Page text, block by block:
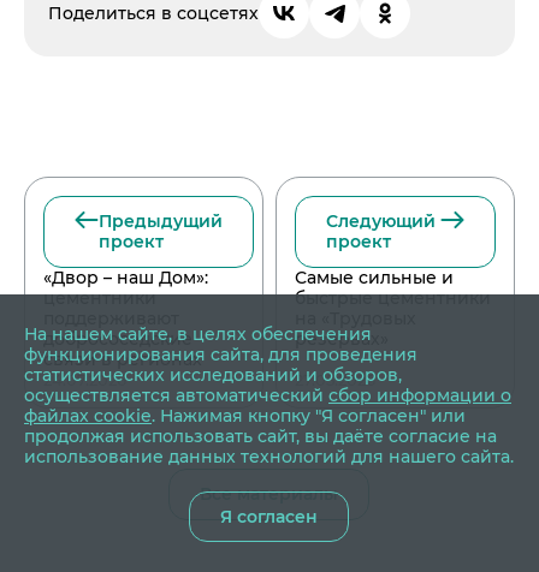
Поделиться в соцсетях
Предыдущий
проект
«Двор – наш Дом»:
цементники
добрососедские
связи в регионах
24.07.2026
Следующий
проект
Самые сильные и
быстрые цементники
резервах»
27.05.2026
Все материалы
На нашем сайте, в целях обеспечения
функционирования сайта, для проведения
статистических исследований и обзоров,
осуществляется автоматический сбор информации о
файлах cookie. Нажимая кнопку "Я согласен" или
продолжая использовать сайт, вы даёте согласие на
использование данных технологий для нашего сайта.
Я согласен